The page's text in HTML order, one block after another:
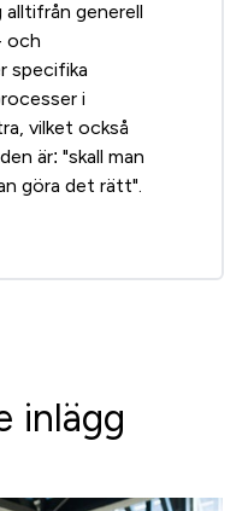
generell
och
specifika
i
vilket också
är: "skall man
göra det rätt".
inlägg